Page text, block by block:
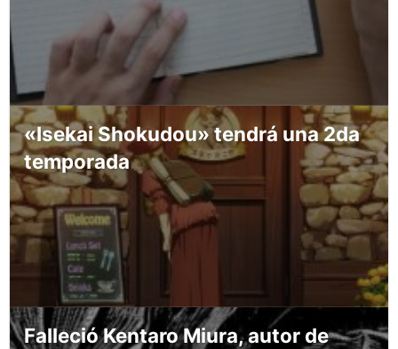
«Isekai Shokudou» tendrá una 2da
temporada
Falleció Kentaro Miura, autor de